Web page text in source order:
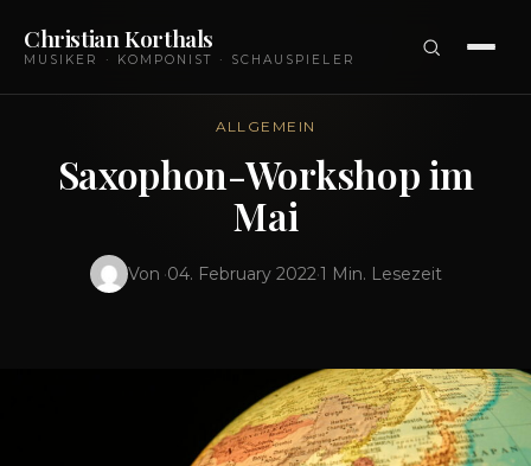
Christian Korthals
MUSIKER · KOMPONIST · SCHAUSPIELER
ALLGEMEIN
Saxophon-Workshop im
Mai
Von ·04. February 2022·1 Min. Lesezeit